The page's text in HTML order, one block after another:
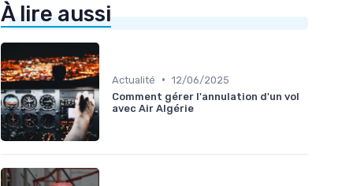
À lire aussi
Actualité • 12/06/2025
Comment gérer l'annulation d'un vol
avec Air Algérie